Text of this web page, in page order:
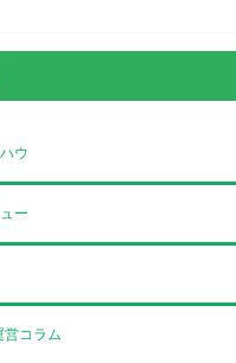
ウ
ー
営コラム